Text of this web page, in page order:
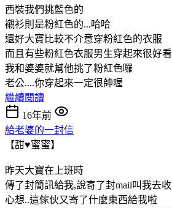
西裝我們挑藍色的
襯衫則是粉紅色的...哈哈
還好大寶比較不介意穿粉紅色的衣服
而且有些粉紅色衣服男生穿起來很好看
我和婆婆就幫他挑了粉紅色囉
老公....你穿起來一定很帥喔
繼續閱讀
16年前
給老婆的一封信
【甜♥蜜蜜】
昨天大寶在上班時
傳了封簡訊給我,說寄了封mail叫我去收
心想..這傢伙又寄了什麼東西給我啦